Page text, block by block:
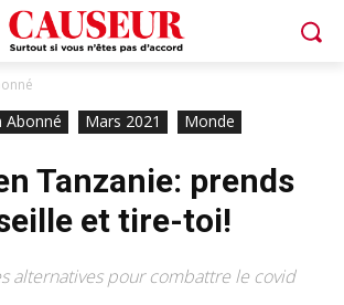
Abonné Mars 2021 Monde
Tanzanie: prends
et tire-toi!
alternatives pour combattre le covid